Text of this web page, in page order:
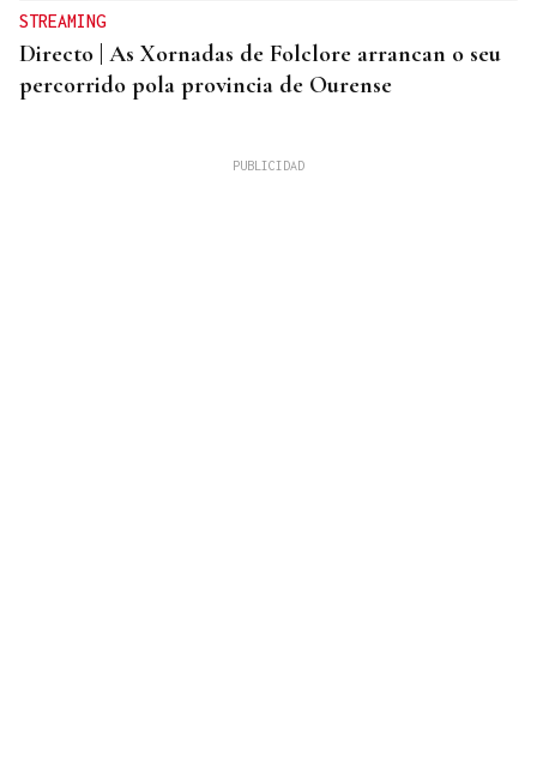
STREAMING
Directo | As Xornadas de Folclore arrancan o seu
percorrido pola provincia de Ourense